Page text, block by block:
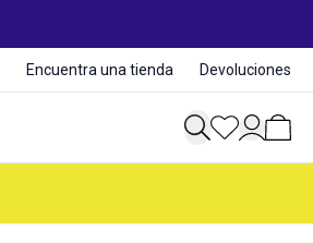
Encuentra una tienda Devoluciones